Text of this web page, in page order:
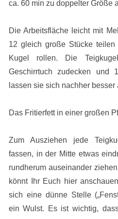
ca. 60 min zu doppelter Größe
Die Arbeitsfläche leicht mit
12 gleich große Stücke
Kugel rollen. Die
Geschirrtuch zudecken und
lassen sie sich nachher besser
Das Fritierfett in einer großen
Zum Ausziehen jede
fassen, in der Mitte etwas
rundherum auseinander
könnt Ihr Euch hier
sich eine dünne Stelle
ein Wulst. Es ist wichtig,